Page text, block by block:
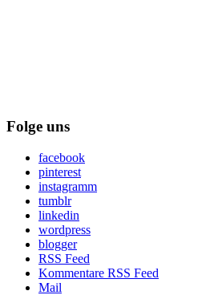
Folge uns
facebook
pinterest
instagramm
tumblr
linkedin
wordpress
blogger
RSS Feed
Kommentare RSS Feed
Mail